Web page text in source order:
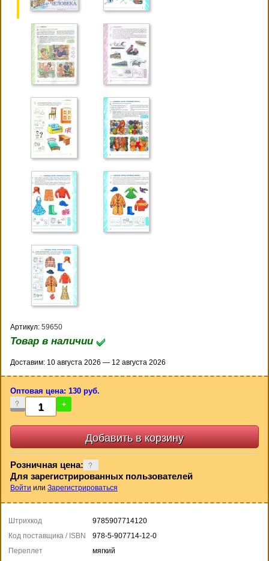
Артикул: 59650
Товар в наличии
Доставим: 10 августа 2026 — 12 августа 2026
Оптовая цена: 130 руб.
- +
Розничная цена:
Для зарегистрированных пользователей
Войти или Зарегистрироваться
Штрихкод
9785907714120
Код поставщика / ISBN
978-5-907714-12-0
Переплет
мягкий